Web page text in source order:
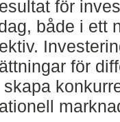
för
både i ett
för
skapa